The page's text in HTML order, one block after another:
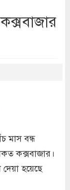
মাস বন্ধ
কক্সবাজার।
হয়েছে